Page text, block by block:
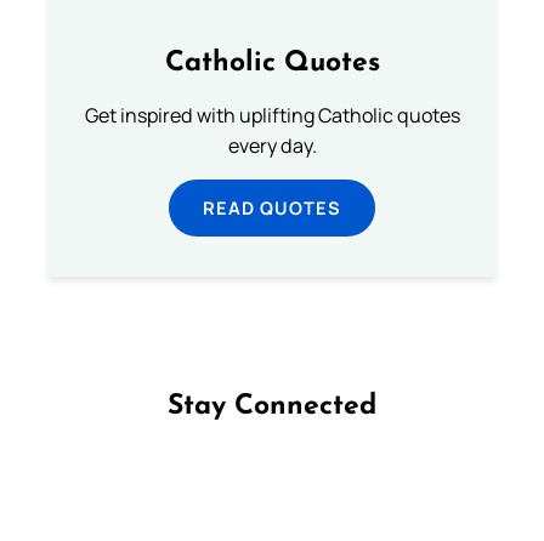
Catholic Quotes
Get inspired with uplifting Catholic quotes
every day.
READ QUOTES
Stay Connected